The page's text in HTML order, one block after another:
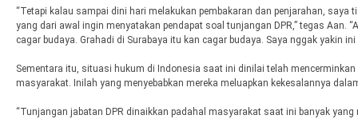
“Tetapi kalau sampai dini hari melakukan pembakaran dan penjarahan, saya
yang dari awal ingin menyatakan pendapat soal tunjangan DPR,” tegas Aan.
cagar budaya. Grahadi di Surabaya itu kan cagar budaya. Saya nggak yakin
Sementara itu, situasi hukum di Indonesia saat ini dinilai telah
masyarakat. Inilah yang menyebabkan mereka meluapkan kekesalannya
“Tunjangan jabatan DPR dinaikkan padahal masyarakat saat ini banyak